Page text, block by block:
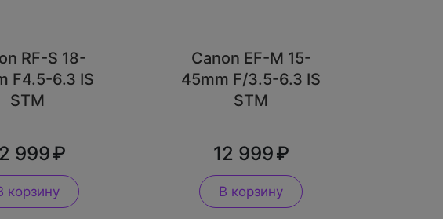
RF-S 18-
F4.5-6.3 IS
STM
999
корзину
Canon EF-M 15-
45mm F/3.5-6.3 IS
STM
12 999
В корзину